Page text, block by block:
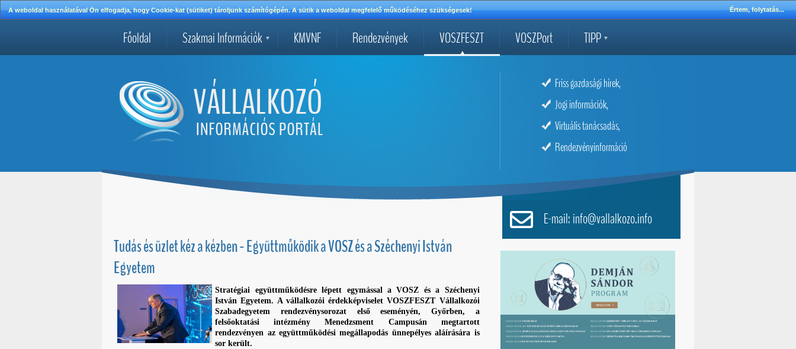
A weboldal használatával Ön elfogadja, hogy Cookie-kat (sütiket) tároljunk számítógépén. A sütik a weboldal megfelelő működéséhez szükségesek! Értem, folytatás...
Főoldal Szakmai Információk KMVNF Rendezvények VOSZFESZT VOSZPort TIPP
Friss gazdasági hírek,
Jogi információk,
Virtuális tanácsadás,
Rendezvényinformáció
Tudás és üzlet kéz a kézben - Együttműködik a VOSZ és a Széchenyi István
Egyetem
Stratégiai együttműködésre lépett egymással a VOSZ és a Széchenyi
István Egyetem. A vállalkozói érdekképviselet VOSZFESZT Vállalkozói
Szabadegyetem rendezvénysorozat első eseményén, Győrben, a
felsőoktatási intézmény Menedzsment Campusán megtartott
rendezvényen az együttműködési megállapodás ünnepélyes aláírására is
sor került.
E-mail: info@vallalkozo.info